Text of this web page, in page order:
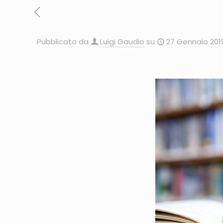
Pubblicato da Luigi Gaudio su 27 Gennaio